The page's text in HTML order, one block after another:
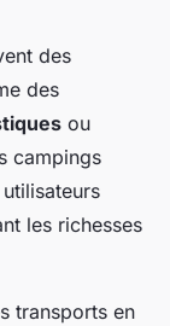
des
des
ou
campings
les richesses
transports en